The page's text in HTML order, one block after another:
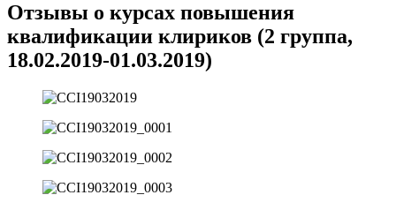
Отзывы о курсах повышения
квалификации клириков (2 группа,
18.02.2019-01.03.2019)